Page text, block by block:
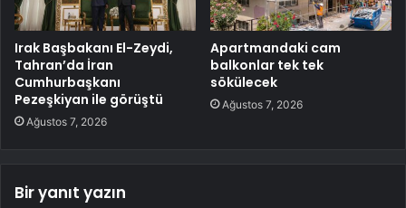
Irak Başbakanı El-Zeydi,
Tahran’da İran
Cumhurbaşkanı
Pezeşkiyan ile görüştü
Ağustos 7, 2026
Apartmandaki cam
balkonlar tek tek
sökülecek
Ağustos 7, 2026
Bir yanıt yazın